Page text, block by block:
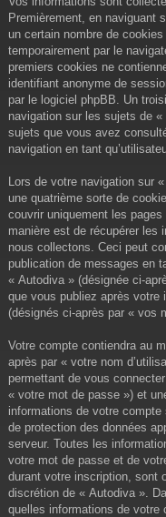
Premièrement, en naviguant
un certain nombre de
temporairement par le
premiers cookies ne
identifiant anonyme de
par le logiciel phpBB. Un
navigation sur les sujets de
sujets que vous avez
navigation en tant
Lors de votre navigation sur
une quatrième sorte de
couvrir uniquement les
manière est de récupérer les
nous collectons. Ceci peut
publication de messages en
« Autodiva » (désignée ci-
que vous publiez après votre
(désignés ci-après par « vos
Votre compte contiendra au
après par « votre nom
permettant de vous
« votre mot de passe ») et
informations de votre
de protection des données
serveur. Toutes les
votre mot de passe et de
durant votre inscription, sont
discrétion de « Autodiva ».
quelles informations de votre